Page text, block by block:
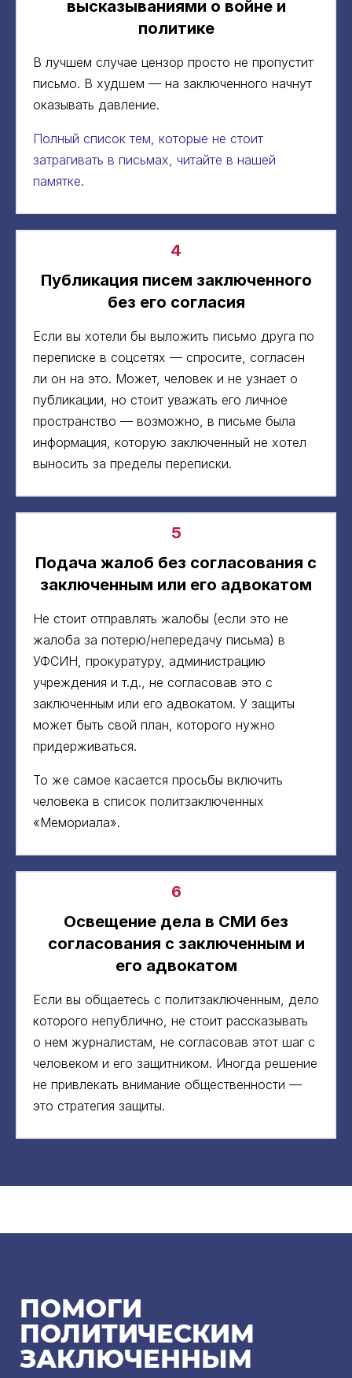
высказываниями о войне и
политике
В лучшем случае цензор просто не пропустит
письмо. В худшем — на заключенного начнут
оказывать давление.
Полный список тем, которые не стоит
затрагивать в письмах, читайте в нашей
памятке.
4
Публикация писем заключенного
без его согласия
Если вы хотели бы выложить письмо друга по
переписке в соцсетях — спросите, согласен
ли он на это. Может, человек и не узнает о
публикации, но стоит уважать его личное
пространство — возможно, в письме была
информация, которую заключенный не хотел
выносить за пределы переписки.
5
Подача жалоб без согласования с
заключенным или его адвокатом
Не стоит отправлять жалобы (если это не
жалоба за потерю/непередачу письма) в
УФСИН, прокуратуру, администрацию
учреждения и т.д., не согласовав это с
заключенным или его адвокатом. У защиты
может быть свой план, которого нужно
придерживаться.
То же самое касается просьбы включить
человека в список политзаключенных
«Мемориала».
6
Освещение дела в СМИ без
согласования с заключенным и
его адвокатом
Если вы общаетесь с политзаключенным, дело
которого непублично, не стоит рассказывать
о нем журналистам, не согласовав этот шаг с
человеком и его защитником. Иногда решение
не привлекать внимание общественности —
это стратегия защиты.
ПОМОГИ
ПОЛИТИЧЕСКИМ
ЗАКЛЮЧЕННЫМ